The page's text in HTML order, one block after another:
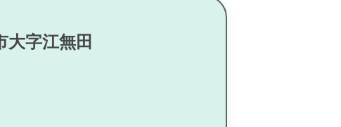
字江無田